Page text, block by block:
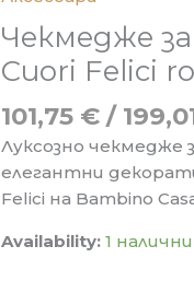
Чекмедже
Cuori Felici
101,75 € /
Луксознo чекмедже
елегантни
Felici на Bambino
Availability: 1 налични